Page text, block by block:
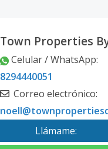
Town Properties
Celular / WhatsApp:
8294440051
Correo electrónico:
Llámame: